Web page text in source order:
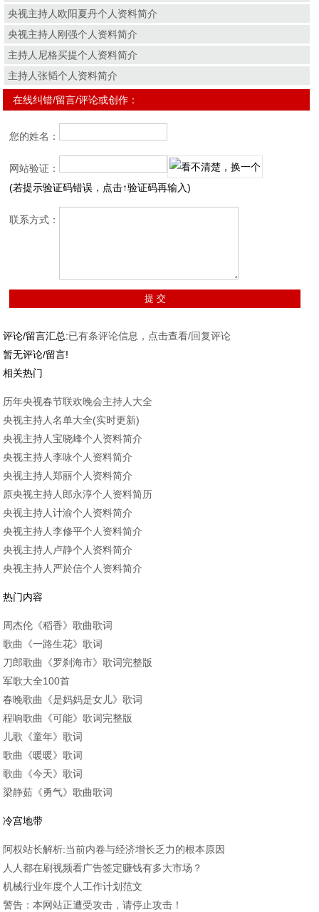
央视主持人欧阳夏丹个人资料简介
央视主持人刚强个人资料简介
主持人尼格买提个人资料简介
主持人张韬个人资料简介
在线纠错/留言/评论或创作：
您的姓名：
网站验证：
(若提示验证码错误，点击↑验证码再输入)
联系方式：
评论/留言汇总:已有条评论信息，点击查看/回复评论
暂无评论/留言!
相关热门
历年央视春节联欢晚会主持人大全
央视主持人名单大全(实时更新)
央视主持人宝晓峰个人资料简介
央视主持人李咏个人资料简介
央视主持人郑丽个人资料简介
原央视主持人郎永淳个人资料简历
央视主持人计渝个人资料简介
央视主持人李修平个人资料简介
央视主持人卢静个人资料简介
央视主持人严於信个人资料简介
热门内容
周杰伦《稻香》歌曲歌词
歌曲《一路生花》歌词
刀郎歌曲《罗刹海市》歌词完整版
军歌大全100首
春晚歌曲《是妈妈是女儿》歌词
程响歌曲《可能》歌词完整版
儿歌《童年》歌词
歌曲《暖暖》歌词
歌曲《今天》歌词
梁静茹《勇气》歌曲歌词
冷宫地带
阿权站长解析:当前内卷与经济增长乏力的根本原因
人人都在刷视频看广告签定赚钱有多大市场？
机械行业年度个人工作计划范文
警告：本网站正遭受攻击，请停止攻击！